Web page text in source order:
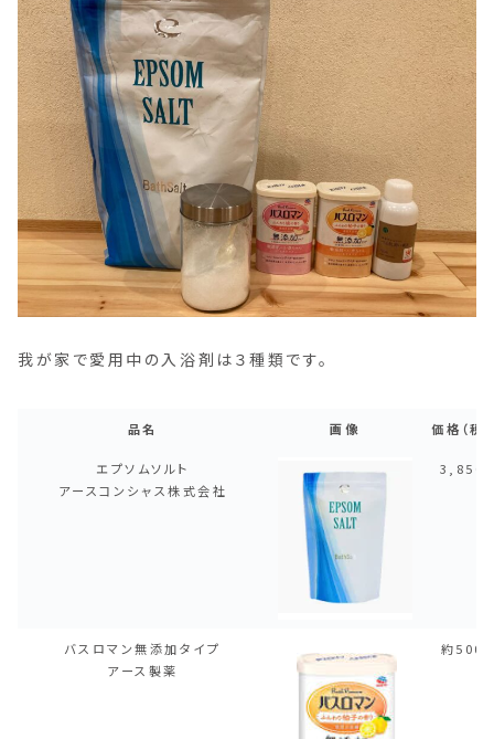
我が家で愛用中の入浴剤は３種類です。
品名 画像
価格（税
エプソムソルト
アースコンシャス株式会社
3,850
バスロマン無添加タイプ
アース製薬
約500